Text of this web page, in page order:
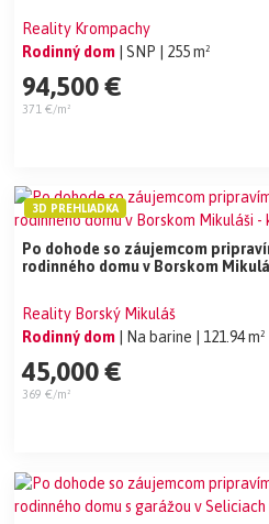
Reality Krompachy
Rodinný dom | SNP | 255 m²
94,500 €
371 €/m²
Po dohode so záujemcom
rodinného domu v Borskom
Reality Borský Mikuláš
Rodinný dom
| Na barine | 121.94 m²
45,000 €
369 €/m²
3D PREHLIADKA